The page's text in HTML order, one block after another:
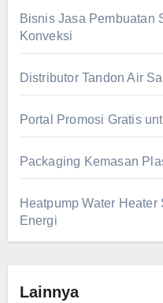
Bisnis Jasa Pembuatan
Konveksi
Distributor Tandon Air
Portal Promosi Gratis
Packaging Kemasan
Heatpump Water
Energi
Lainnya